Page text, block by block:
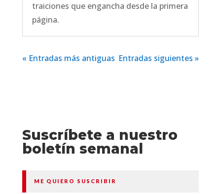
traiciones que engancha desde la primera
página.
« Entradas más antiguas Entradas siguientes »
Suscríbete a nuestro
boletín semanal
ME QUIERO SUSCRIBIR